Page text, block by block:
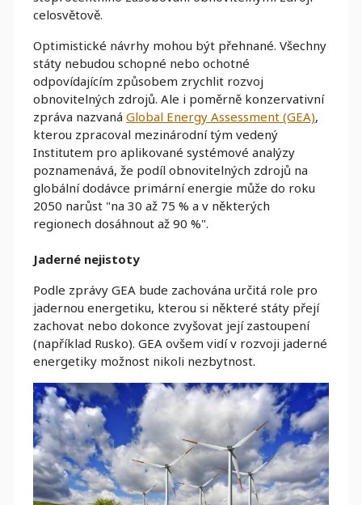
celosvětově.
Optimistické návrhy mohou být přehnané. Všechny
státy nebudou schopné nebo ochotné
odpovídajícím způsobem zrychlit rozvoj
obnovitelných zdrojů. Ale i poměrně konzervativní
zpráva nazvanáGlobal Energy Assessment (GEA),
kterou zpracoval mezinárodní tým vedený
Institutem pro aplikované systémové analýzy
poznamenává, že podíl obnovitelných zdrojů na
globální dodávce primární energie může do roku
2050 narůst "na 30 až 75 % a v některých
regionech dosáhnout až 90 %".
Jaderné nejistoty
Podle zprávy GEA bude zachována určitá role pro
jadernou energetiku, kterou si některé státy přejí
zachovat nebo dokonce zvyšovat její zastoupení
(například Rusko). GEA ovšem vidí v rozvoji jaderné
energetiky možnost nikoli nezbytnost.